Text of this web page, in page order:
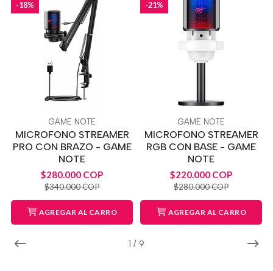
1 / 9
-18%
GAME NOTE
MICROFONO STREAMER
PRO CON BRAZO - GAME
NOTE
$280.000 COP
$340.000 COP
AGREGAR AL CARRO
-21%
GAME NOTE
MICROFONO STREAMER
RGB CON BASE - GAME
NOTE
$220.000 COP
$280.000 COP
AGREGAR AL CARRO